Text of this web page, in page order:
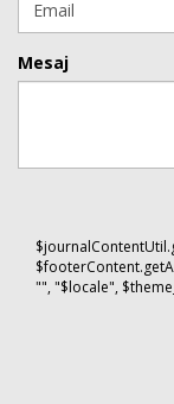
Mesaj
"", "$locale",